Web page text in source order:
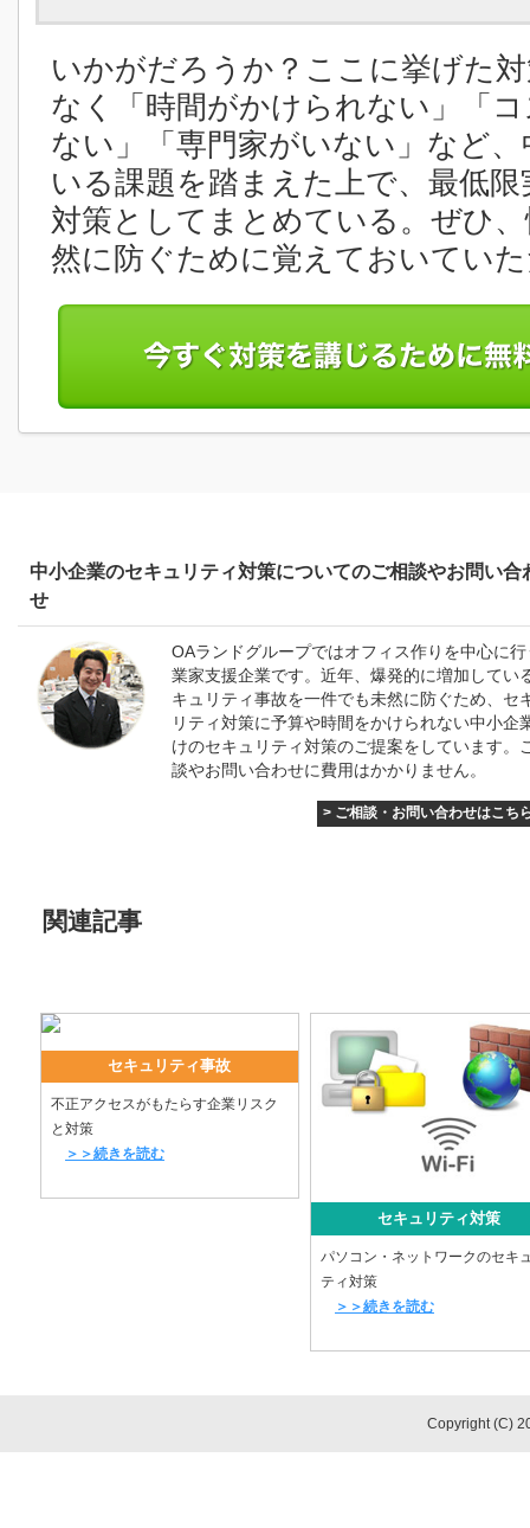
いかがだろうか？ここに挙げた
なく「時間がかけられない」「
ない」「専門家がいない」など
いる課題を踏まえた上で、最低
対策としてまとめている。ぜひ
然に防ぐために覚えておいてい
中小企業のセキュリティ対策についてのご相談やお問い合
せ
OAランドグループではオフィス作りを中心に行
業家支援企業です。近年、爆発的に増加してい
キュリティ事故を一件でも未然に防ぐため、セ
リティ対策に予算や時間をかけられない中小企
けのセキュリティ対策のご提案をしています。
談やお問い合わせに費用はかかりません。
> ご相談・お問い合わせはこち
関連記事
セキュリティ事故
不正アクセスがもたらす企業リスク
と対策
＞＞続きを読む
セキュリティ対策
パソコン・ネットワークのセキ
ティ対策
＞＞続きを読む
Copyright (C)